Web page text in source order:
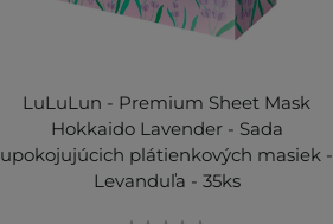
LuLuLun - Premium Sheet Mask
Hokkaido Lavender - Sada
upokojujúcich plátienkových masiek -
Levanduľa - 35ks